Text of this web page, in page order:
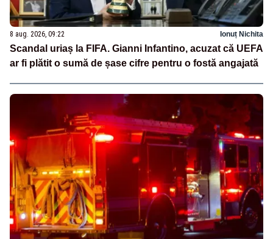
8 aug. 2026, 09:22 Ionuț Nichita
Scandal uriaș la FIFA. Gianni Infantino, acuzat că UEFA
ar fi plătit o sumă de șase cifre pentru o fostă angajată